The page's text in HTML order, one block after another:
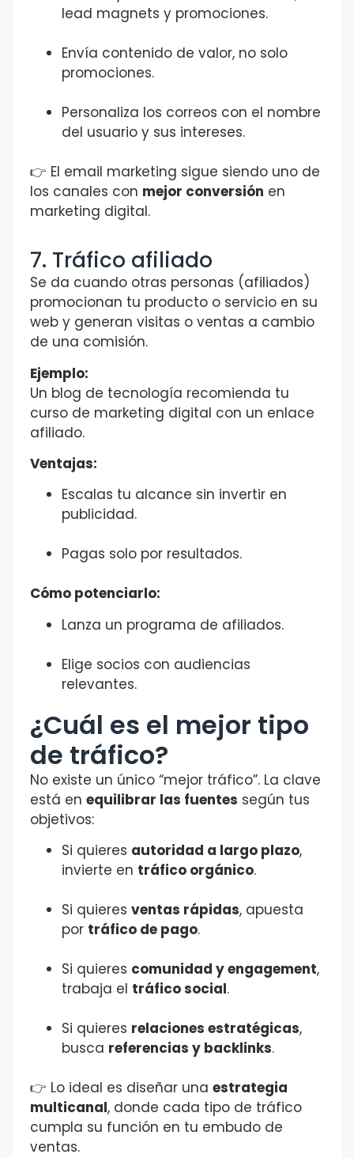
lead magnets y promociones.
Envía contenido de valor, no solo
promociones.
Personaliza los correos con el nombre
del usuario y sus intereses.
👉 El email marketing sigue siendo uno de
los canales con mejor conversión en
marketing digital.
7. Tráfico afiliado
Se da cuando otras personas (afiliados)
promocionan tu producto o servicio en su
web y generan visitas o ventas a cambio
de una comisión.
Ejemplo:
Un blog de tecnología recomienda tu
curso de marketing digital con un enlace
afiliado.
Ventajas:
Escalas tu alcance sin invertir en
publicidad.
Pagas solo por resultados.
Cómo potenciarlo:
Lanza un programa de afiliados.
Elige socios con audiencias
relevantes.
¿Cuál es el mejor tipo
de tráfico?
No existe un único “mejor tráfico”. La clave
está enequilibrar las fuentes según tus
objetivos:
Si quieres autoridad a largo plazo,
invierte en tráfico orgánico.
Si quieresventas rápidas, apuesta
por tráfico de pago.
Si quieres comunidad y engagement,
trabaja el tráfico social.
Si quieres relaciones estratégicas,
busca referencias y backlinks.
👉 Lo ideal es diseñar unaestrategia
multicanal, donde cada tipo de tráfico
cumpla su función en tu embudo de
ventas.